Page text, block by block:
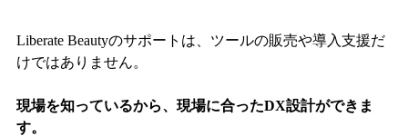
Liberate Beautyのサポートは、ツールの販売や導入支援だ
けではありません。
現場を知っているから、現場に合ったDX設計ができま
す。